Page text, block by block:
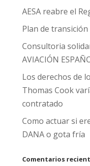
AESA reabre el
Plan de
Consultoria
AVIACIÓN
Los derechos de
Thomas Cook
contratado
Como actuar si
DANA o gota fría
Comentarios